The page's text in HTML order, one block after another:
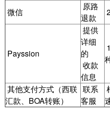
微信
原路
退款
Payssion
提供
详细
的
收款
信息
其他支付方式（西联
汇款、BOA转账）
联系
客服